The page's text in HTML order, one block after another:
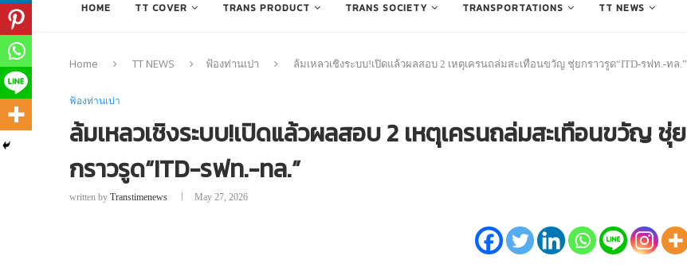
HOME TT COVER TRANS PRODUCT TRANS SOCIETY TRANSPORTATIONS TT NEWS
Home TT NEWS ฟ้องท่านเปา ล้มเหลวเชิงระบบ!เปิดแล้วผลสอบ 2 เหตุเครนถล่มสะเทือนขวัญ ชุ่ยกราวรูด“ITD-รฟท.-ทล.”
ฟ้องท่านเปา
ล้มเหลวเชิงระบบ!เปิดแล้วผลสอบ 2 เหตุเครนถล่มสะเทือนขวัญ ชุ่ย
กราวรูด“ITD-รฟท.-ทล.”
written by Transtimenews May 27, 2026